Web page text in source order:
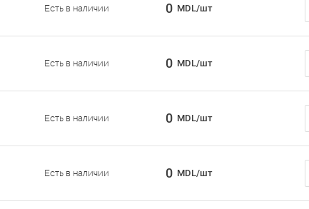
Есть в наличии 0 MDL/шт
Есть в наличии 0 MDL/шт
Есть в наличии 0 MDL/шт
Есть в наличии 0 MDL/шт